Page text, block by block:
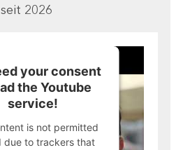
seit 2026
your consent
the Youtube
service!
is not permitted
due to trackers that